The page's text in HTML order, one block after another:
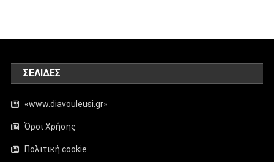
ΣΕΛΊΔΕΣ
«www.diavouleusi.gr»
Όροι Χρήσης
Πολιτική cookie